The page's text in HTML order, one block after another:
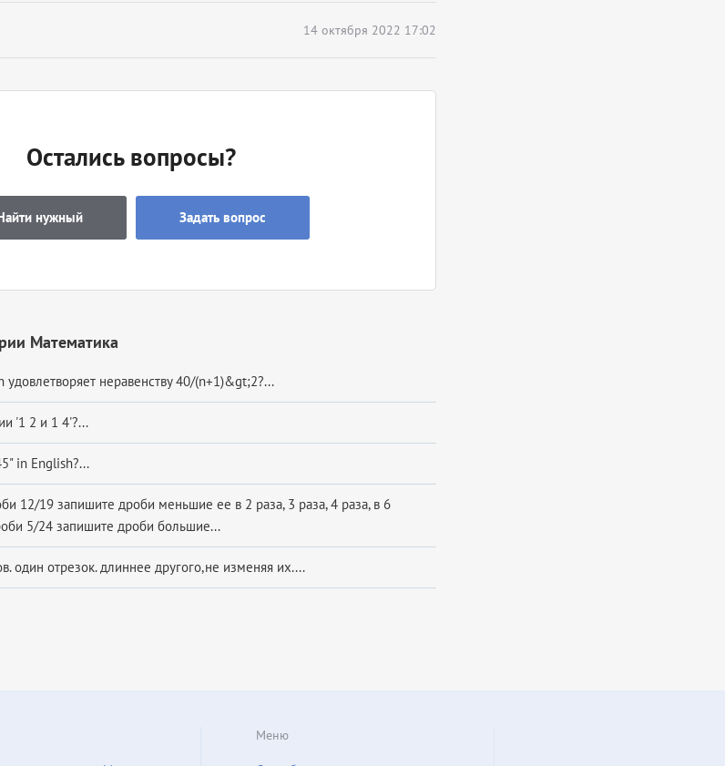
14 октября 2022 17:02
Остались вопросы?
нужный Задать вопрос
Математика
неравенству 40/(n+1)&gt;2?...
'1 2 и 1 4'?...
in English?...
12/19 запишите дроби меньшие ее в 2 раза, 3 раза, 4 раза, в 6
5/24 запишите дроби большие...
один отрезок. длиннее другого,не изменяя их....
Меню